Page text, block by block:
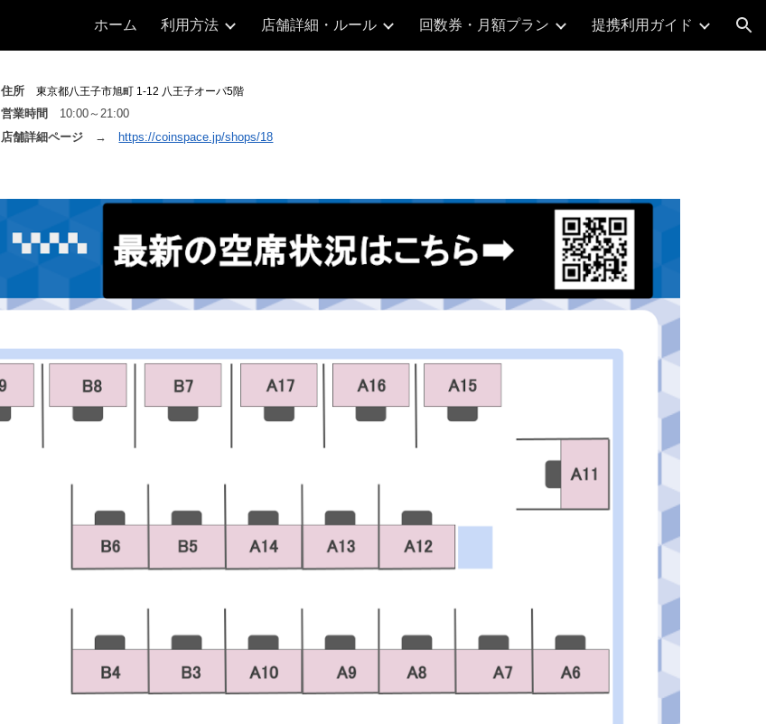
Skip to navigation
ホーム 利用方法 店舗詳細・ルール 回数券・月額プラン 提携利用ガイド
住所東京都八王子市旭町 1-12 八王子オーパ5階
営業時間 10:00～21:00
店舗詳細ページ
→ https://coinspace.jp/shops/18